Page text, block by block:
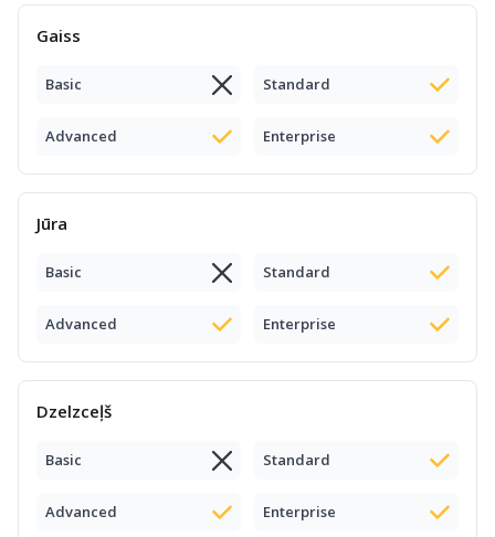
Gaiss
Basic Standard
Advanced Enterprise
Jūra
Basic Standard
Advanced Enterprise
Dzelzceļš
Basic Standard
Advanced Enterprise